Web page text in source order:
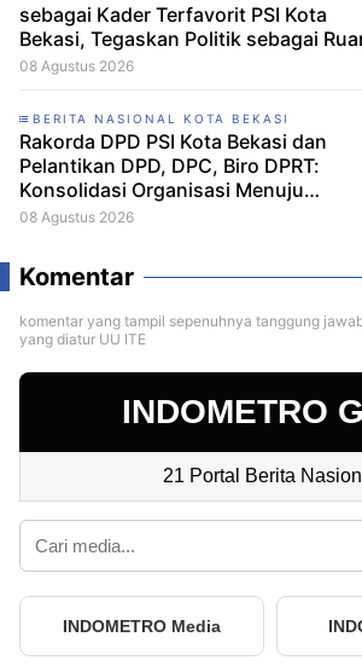
sebagai Kader Terfavorit PSI Kota
Bekasi, Tegaskan Politik sebagai
untuk Bertumbuh Bersama
08 Agustus 2026
BERITA NASIONAL KOTA BEKASI
Rakorda DPD PSI Kota Bekasi dan
Pelantikan DPD, DPC, Biro DPRT:
Konsolidasi Organisasi Menuju
Kemenangan PSI 2029
08 Agustus 2026
Komentar
komentar yang tampil sepenuhnya tanggung
yang diatur UU ITE
INDOMETRO
21 Portal Berita
INDOMETRO Media